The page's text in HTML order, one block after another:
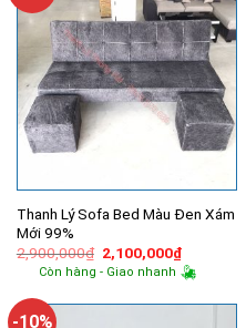
Thanh Lý Sofa Bed Màu Đen Xám
Mới 99%
2,900,000₫ Giá
gốc
là:
2,100,000₫Giá
hiện
tại
Còn hàng - Giao nhanh
-10%